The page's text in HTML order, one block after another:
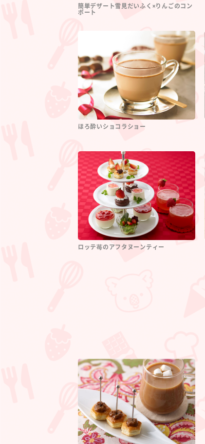
簡単デザート雪見だいふく×りんごのコン
ポート
ほろ酔いショコラショー
ロッテ苺のアフタヌーンティー